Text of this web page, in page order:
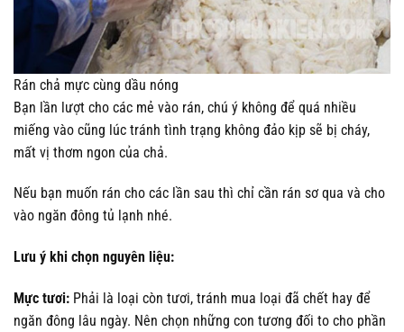
Rán chả mực cùng dầu nóng
Bạn lần lượt cho các mẻ vào rán, chú ý không để quá nhiều
miếng vào cũng lúc tránh tình trạng không đảo kịp sẽ bị cháy,
mất vị thơm ngon của chả.
Nếu bạn muốn rán cho các lần sau thì chỉ cần rán sơ qua và cho
vào ngăn đông tủ lạnh nhé.
Lưu ý khi chọn nguyên liệu:
Mực tươi: Phải là loại còn tươi, tránh mua loại đã chết hay để
ngăn đông lâu ngày. Nên chọn những con tương đối to cho phần